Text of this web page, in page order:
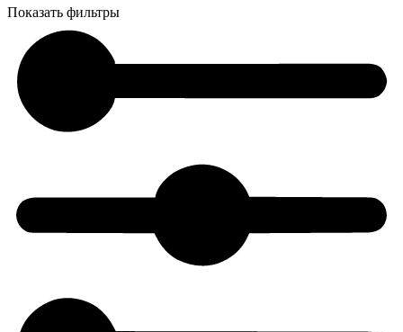
Показать фильтры